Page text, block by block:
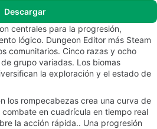
Descargar
centrales para la progresión,
lógico. Dungeon Editor más Steam
comunitarios. Cinco razas y ocho
grupo variadas. Los biomas
la exploración y el estado de
los rompecabezas crea una curva de
en cuadrícula en tiempo real
la acción rápida.. Una progresión